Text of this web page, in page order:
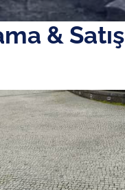
& Satış